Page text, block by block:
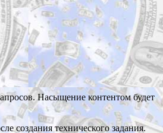
Насыщение контентом будет
создания технического задания.